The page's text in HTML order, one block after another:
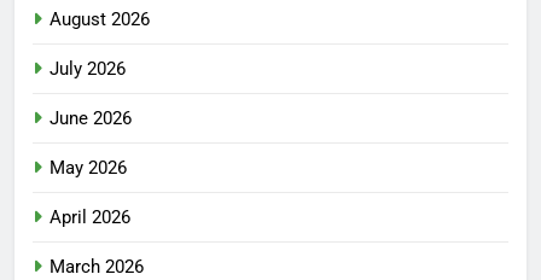
August 2026
July 2026
June 2026
May 2026
April 2026
March 2026